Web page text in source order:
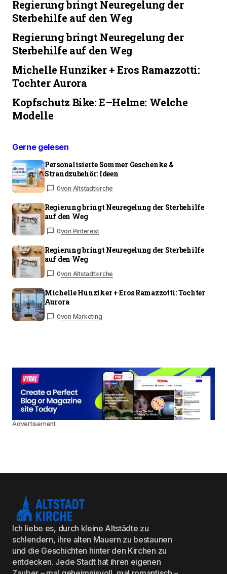
Regierung bringt Neuregelung der
Sterbehilfe auf den Weg
Regierung bringt Neuregelung der
Sterbehilfe auf den Weg
Michelle Hunziker + Eros Ramazzotti:
Tochter Aurora
Kopfschutz Bike: E–Helme: Welche
Modelle
Gerne gelesen
Personalisierte Sommer Geschenke &
Strandzubehör: Ideen
0von Altstadtkirche
Regierung bringt Neuregelung der Sterbehilfe
auf den Weg
0von Pinterest
Regierung bringt Neuregelung der Sterbehilfe
auf den Weg
0von Altstadtkirche
Michelle Hunziker + Eros Ramazzotti: Tochter
Aurora
0von Marketing
Advertisement
Ich liebe es, durch kleine Altstädte zu
schlendern, ihre alten Mauern zu bestaunen
und die Geschichten hinter den Kirchen zu
entdecken. Jede Stadt hat ihren eigenen